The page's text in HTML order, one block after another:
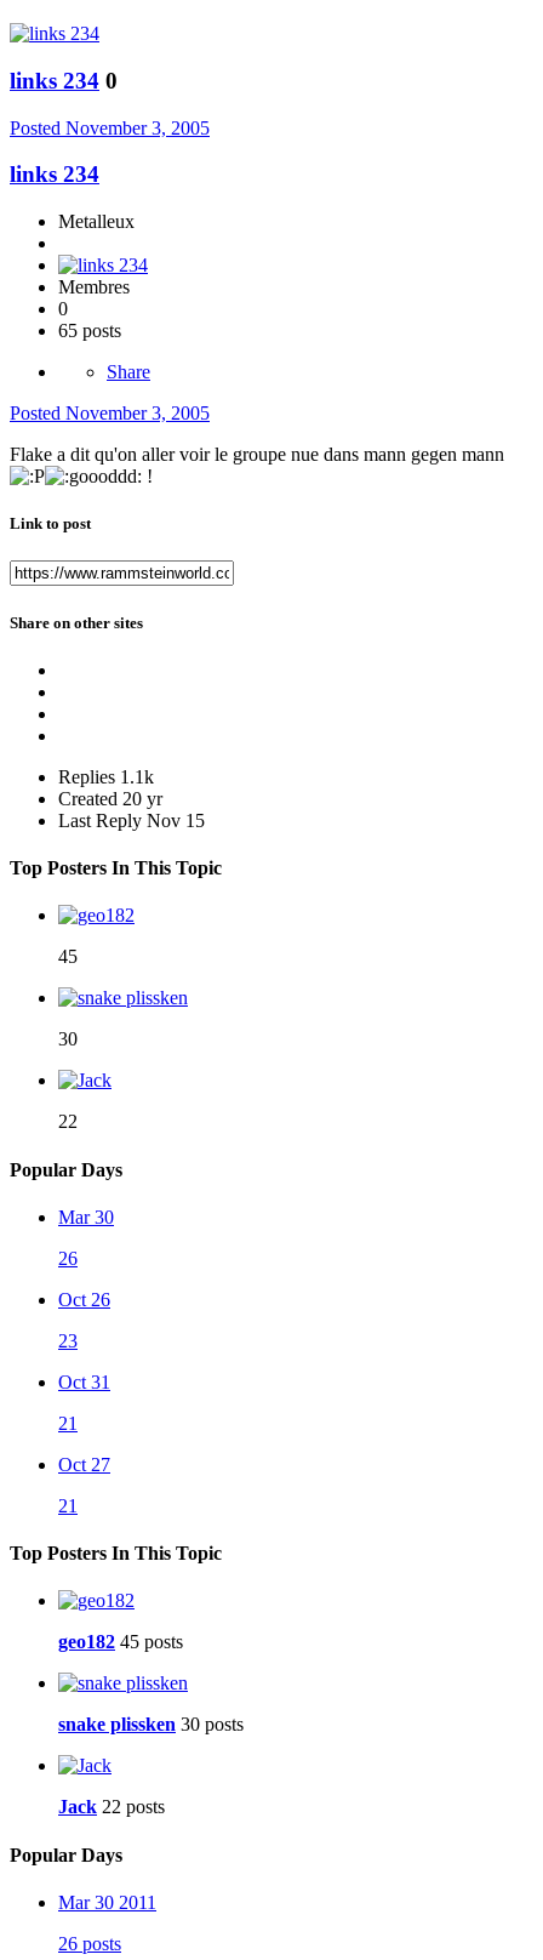
links 234 0
Posted November 3, 2005
links 234
Metalleux
Membres
0
65 posts
Share
Posted November 3, 2005
Flake a dit qu'on aller voir le groupe nue dans mann gegen mann
!
Link to post
Share on other sites
Replies 1.1k
Created 20 yr
Last Reply Nov 15
Top Posters In This Topic
45
30
22
Popular Days
Mar 30
26
Oct 26
23
Oct 31
21
Oct 27
21
Top Posters In This Topic
geo182 45 posts
snake plissken 30 posts
Jack 22 posts
Popular Days
Mar 30 2011
26 posts